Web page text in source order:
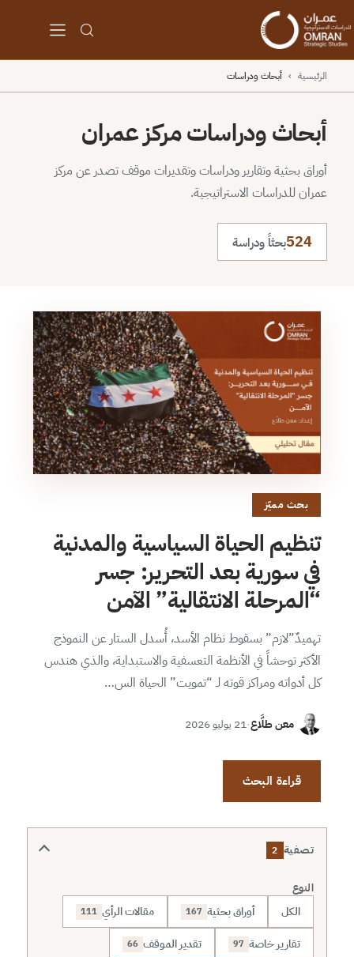
الرئيسية › أبحاث ودراسات
أبحاث ودراسات مركز عمران
أوراق بحثية وتقارير ودراسات وتقديرات موقف تصدر عن مركز
عمران للدراسات الاستراتيجية.
524بحثاً ودراسة
بحث مميّز
تنظيم الحياة السياسية والمدنية
في سورية بعد التحرير: جسر
“المرحلة الانتقالية” الآمن
تهميدٌ”لازم” بسقوط نظام الأسد، أُسدل الستار عن النموذج
الأكثر توحشاً في الأنظمة التعسفية والاستبداية، والذي هندس
كل أدواته ومراكز قوته لـ “تمويت” الحياة الس…
معن طلَّاع·21 يوليو 2026
قراءة البحث
تصفية 2
النوع
الكل أوراق بحثية 167 مقالات الرأي 111
تقارير خاصة 97 تقدير الموقف 66